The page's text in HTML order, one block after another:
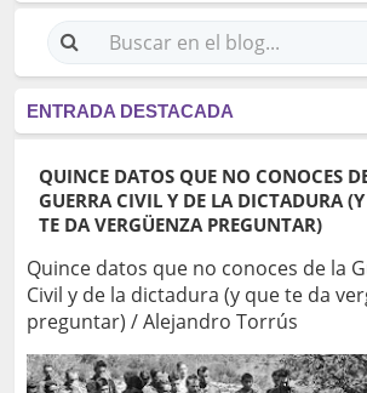
ENTRADA DESTACADA
QUINCE DATOS QUE NO CONOCES
GUERRA CIVIL Y DE LA DICTADURA
TE DA VERGÜENZA PREGUNTAR)
Quince datos que no conoces de la
Civil y de la dictadura (y que te da
preguntar) / Alejandro Torrús